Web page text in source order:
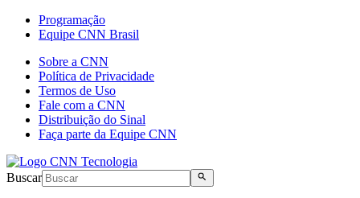
Programação
Equipe CNN Brasil
Sobre a CNN
Política de Privacidade
Termos de Uso
Fale com a CNN
Distribuição do Sinal
Faça parte da Equipe CNN
Buscar